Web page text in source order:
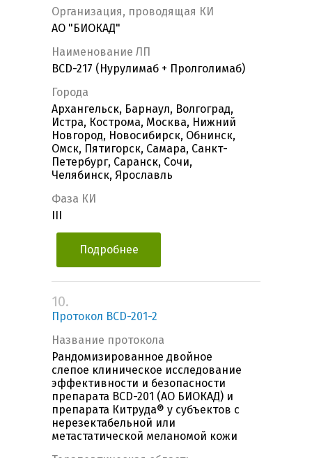
Организация, проводящая КИ
АО "БИОКАД"
Наименование ЛП
BCD-217 (Нурулимаб + Пролголимаб)
Города
Архангельск, Барнаул, Волгоград,
Истра, Кострома, Москва, Нижний
Новгород, Новосибирск, Обнинск,
Омск, Пятигорск, Самара, Санкт-
Петербург, Саранск, Сочи,
Челябинск, Ярославль
Фаза КИ
Подробнее
10.
Протокол BCD-201-2
Название протокола
Рандомизированное двойное
слепое клиническое исследование
эффективности и безопасности
препарата BCD-201 (АО БИОКАД) и
препарата Китруда® у субъектов с
нерезектабельной или
метастатической меланомой кожи